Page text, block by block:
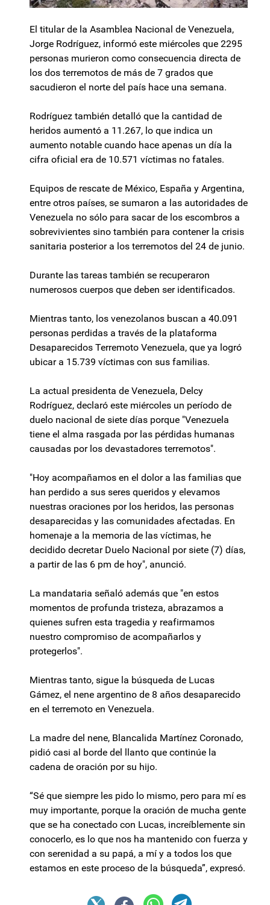
El titular de la Asamblea Nacional de Venezuela,
Jorge Rodríguez, informó este miércoles que 2295
personas murieron como consecuencia directa de
los dos terremotos de más de 7 grados que
sacudieron el norte del país hace una semana.
Rodríguez también detalló que la cantidad de
heridos aumentó a 11.267, lo que indica un
aumento notable cuando hace apenas un día la
cifra oficial era de 10.571 víctimas no fatales.
Equipos de rescate de México, España y Argentina,
entre otros países, se sumaron a las autoridades de
Venezuela no sólo para sacar de los escombros a
sobrevivientes sino también para contener la crisis
sanitaria posterior a los terremotos del 24 de junio.
Durante las tareas también se recuperaron
numerosos cuerpos que deben ser identificados.
Mientras tanto, los venezolanos buscan a 40.091
personas perdidas a través de la plataforma
Desaparecidos Terremoto Venezuela, que ya logró
ubicar a 15.739 víctimas con sus familias.
La actual presidenta de Venezuela, Delcy
Rodríguez, declaró este miércoles un período de
duelo nacional de siete días porque "Venezuela
tiene el alma rasgada por las pérdidas humanas
causadas por los devastadores terremotos".
"Hoy acompañamos en el dolor a las familias que
han perdido a sus seres queridos y elevamos
nuestras oraciones por los heridos, las personas
desaparecidas y las comunidades afectadas. En
homenaje a la memoria de las víctimas, he
decidido decretar Duelo Nacional por siete (7) días,
a partir de las 6 pm de hoy", anunció.
La mandataria señaló además que "en estos
momentos de profunda tristeza, abrazamos a
quienes sufren esta tragedia y reafirmamos
nuestro compromiso de acompañarlos y
protegerlos".
Mientras tanto, sigue la búsqueda de Lucas
Gámez, el nene argentino de 8 años desaparecido
en el terremoto en Venezuela.
La madre del nene, Blancalida Martínez Coronado,
pidió casi al borde del llanto que continúe la
cadena de oración por su hijo.
“Sé que siempre les pido lo mismo, pero para mí es
muy importante, porque la oración de mucha gente
que se ha conectado con Lucas, increíblemente sin
conocerlo, es lo que nos ha mantenido con fuerza y
con serenidad a su papá, a mí y a todos los que
estamos en este proceso de la búsqueda”, expresó.